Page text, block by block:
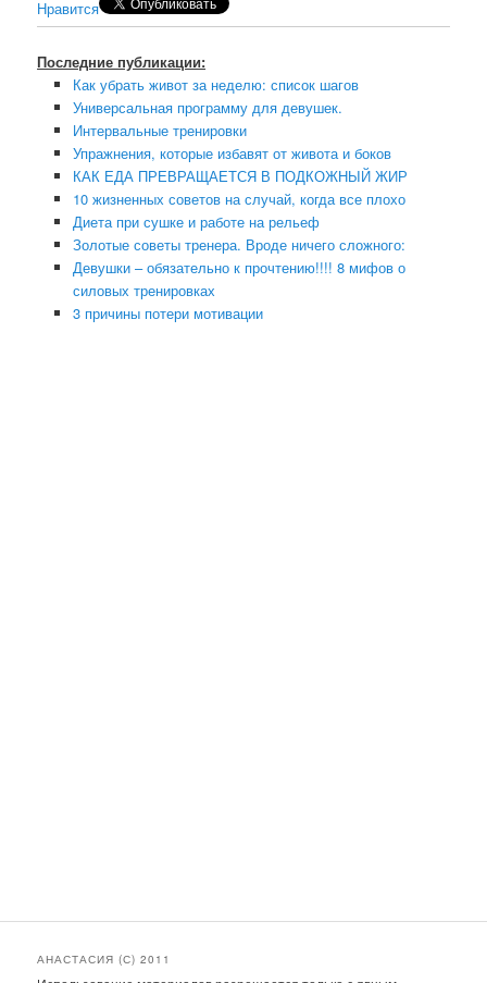
Нравится
Последние публикации:
Как убрать живот за неделю: список шагов
Универсальная программу для девушек.
Интервальные тренировки
Упражнения, которые избавят от живота и боков
КАК ЕДА ПРЕВРАЩАЕТСЯ В ПОДКОЖНЫЙ ЖИР
10 жизненных советов на случай, когда все плохо
Диета при сушке и работе на рельеф
Золотые советы тренера. Вроде ничего сложного:
Девушки – обязательно к прочтению!!!! 8 мифов о
силовых тренировках
3 причины потери мотивации
АНАСТАСИЯ (С) 2011